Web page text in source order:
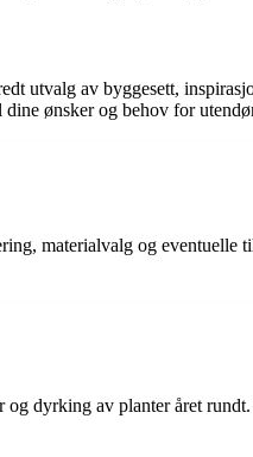
utvalg av byggesett,
dine ønsker og behov for
materialvalg og
dyrking av planter året